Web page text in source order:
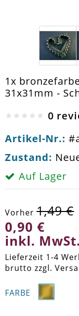
1x
31x31mm -
0
Artikel-Nr.:
Zustand:
Auf Lager
Vorher 1,49 €
0,90 €
inkl. MwSt.
Lieferzeit 1-4
brutto zzgl.
FARBE